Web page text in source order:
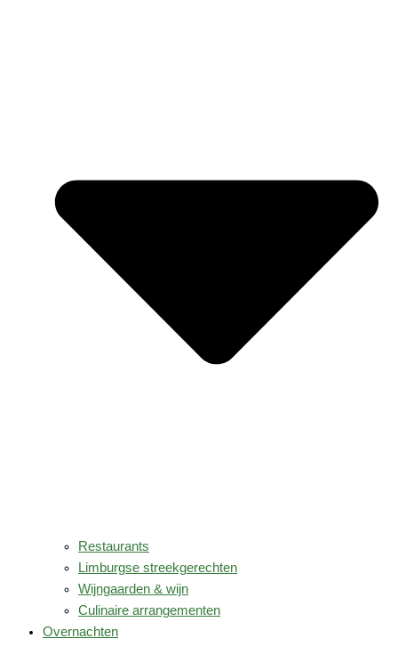
Restaurants
Limburgse streekgerechten
Wijngaarden & wijn
Culinaire arrangementen
Overnachten